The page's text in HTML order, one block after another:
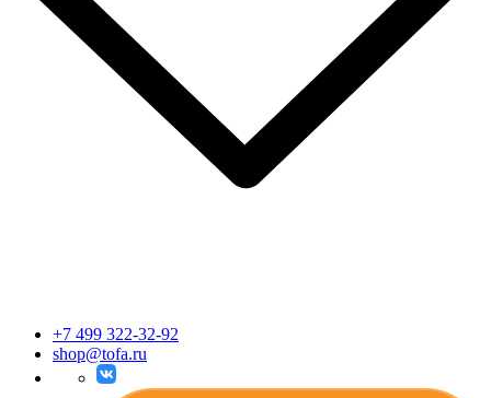
+7 499 322-32-92
shop@tofa.ru